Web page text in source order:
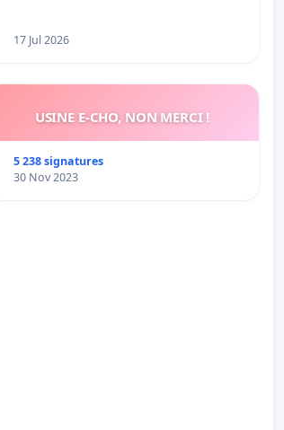
17 Jul 2026
USINE E-CHO, NON MERCI !
5 238 signatures
30 Nov 2023